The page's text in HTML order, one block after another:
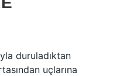
duruladıktan
uçlarına